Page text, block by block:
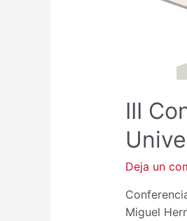
III
Deja un
Miguel